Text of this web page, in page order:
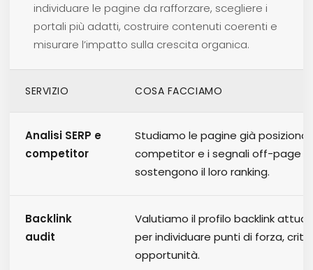
individuare le pagine da rafforzare, scegliere i
portali più adatti, costruire contenuti coerenti e
misurare l’impatto sulla crescita organica.
SERVIZIO COSA FACCIAMO
Analisi SERP e
competitor
Studiamo le pagine già
competitor e i segnali off-page
sostengono il loro ranking.
Backlink
audit
Valutiamo il profilo backlink
per individuare punti di forza,
opportunità.